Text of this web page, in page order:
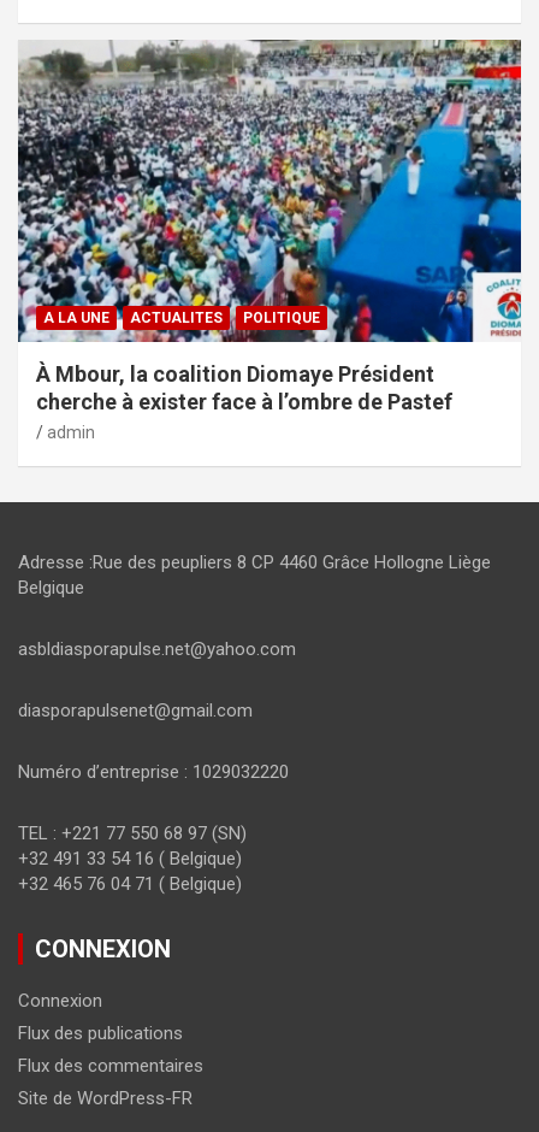
A LA UNE ACTUALITES POLITIQUE
À Mbour, la coalition Diomaye Président
cherche à exister face à l’ombre de Pastef
admin
Adresse :Rue des peupliers 8 CP 4460 Grâce Hollogne Liège
Belgique
asbldiasporapulse.net@yahoo.com
diasporapulsenet@gmail.com
Numéro d’entreprise : 1029032220
TEL : +221 77 550 68 97 (SN)
+32 491 33 54 16 ( Belgique)
+32 465 76 04 71 ( Belgique)
CONNEXION
Connexion
Flux des publications
Flux des commentaires
Site de WordPress-FR